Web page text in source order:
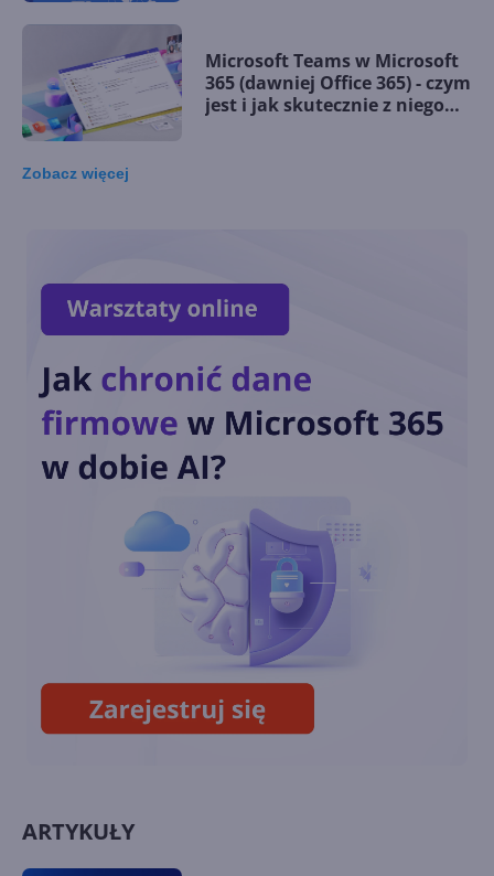
Microsoft Teams w Microsoft
365 (dawniej Office 365) - czym
jest i jak skutecznie z niego
Microsoft Teams?
zespołu w Teams?
Jak utworzyć Zespół w Teams
na podstawie grupy usługi
Microsoft 365?
Zobacz więcej
ARTYKUŁY